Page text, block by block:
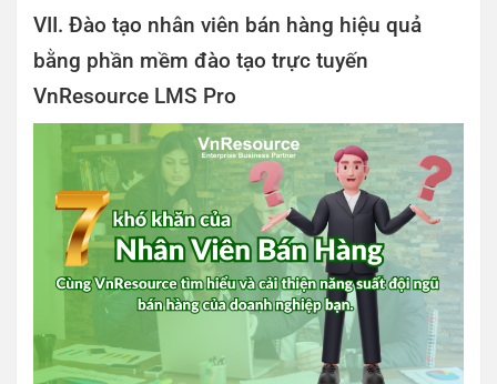
VII. Đào tạo nhân viên bán hàng hiệu quả
bằng phần mềm đào tạo trực tuyến
VnResource LMS Pro